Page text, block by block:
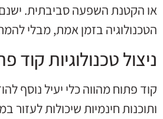
או הקטנת השפעה סביבתית.
הטכנולוגיה בזמן אמת, מבלי
ניצול טכנולוגיות קוד
קוד פתוח מהווה כלי יעיל נוסף
ותוכנות חינמיות שיכולות